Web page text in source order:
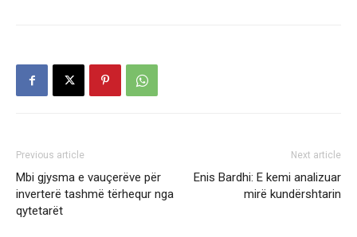
Previous article
Mbi gjysma e vauçerëve për
inverterë tashmë tërhequr nga
qytetarët
Next article
Enis Bardhi: E kemi analizuar
mirë kundërshtarin